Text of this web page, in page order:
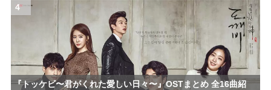
4
『トッケビ〜君がくれた愛しい日々〜』OSTまとめ 全16曲紹